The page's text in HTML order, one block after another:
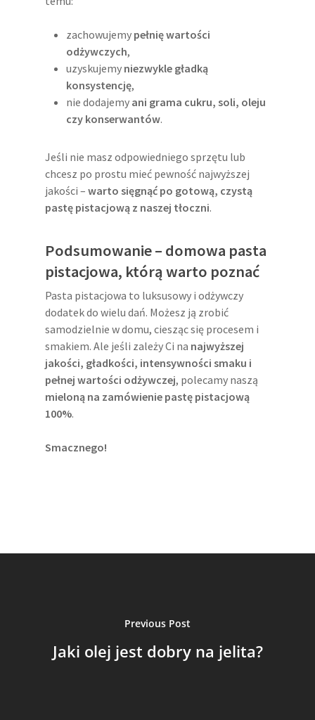
zachowujemy pełnię wartości
odżywczych,
uzyskujemy niezwykle gładką
konsystencję,
nie dodajemy ani grama cukru, soli, oleju
czy konserwantów.
Jeśli nie masz odpowiedniego sprzętu lub
chcesz po prostu mieć pewność najwyższej
jakości –warto sięgnąć po gotową, czystą
pastę pistacjową z naszej tłoczni.
Podsumowanie – domowa pasta
pistacjowa, którą warto poznać
Pasta pistacjowa to luksusowy i odżywczy
dodatek do wielu dań. Możesz ją zrobić
samodzielnie w domu, ciesząc się procesem i
smakiem. Ale jeśli zależy Ci na najwyższej
jakości, gładkości, intensywności smaku i
pełnej wartości odżywczej, polecamy naszą
mieloną na zamówienie pastę pistacjową
100%.
Smacznego!
Previous Post
Jaki olej jest dobry na jelita?